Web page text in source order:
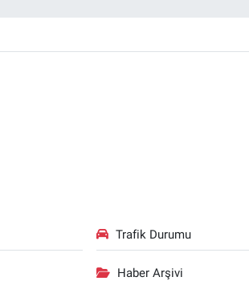
Trafik Durumu
Haber Arşivi